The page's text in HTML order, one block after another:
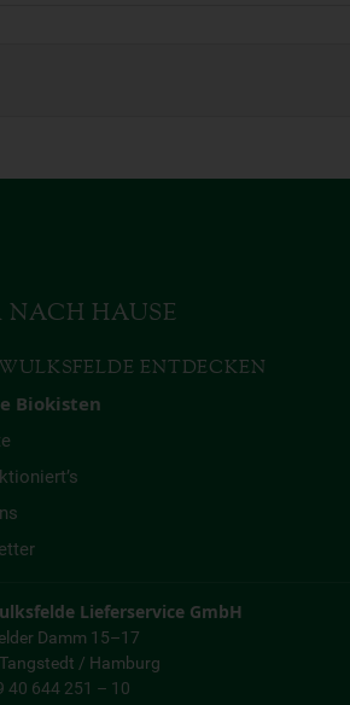
NACH HAUSE
ENTDECKEN
Biokisten
Lieferservice GmbH
Damm 15–17
/ Hamburg
40 644 251 – 10